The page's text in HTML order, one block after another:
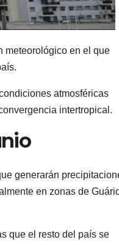
meteorológico en el que
atmosféricas
intertropical.
generarán
en zonas de
que el resto del país se